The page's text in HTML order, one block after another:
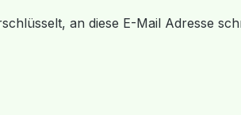
an diese E-Mail Adresse